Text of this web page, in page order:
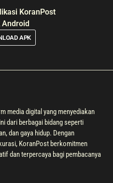
KoranPost
APK
media digital yang menyediakan
dari berbagai bidang seperti
dan gaya hidup. Dengan
KoranPost berkomitmen
dan terpercaya bagi pembacanya